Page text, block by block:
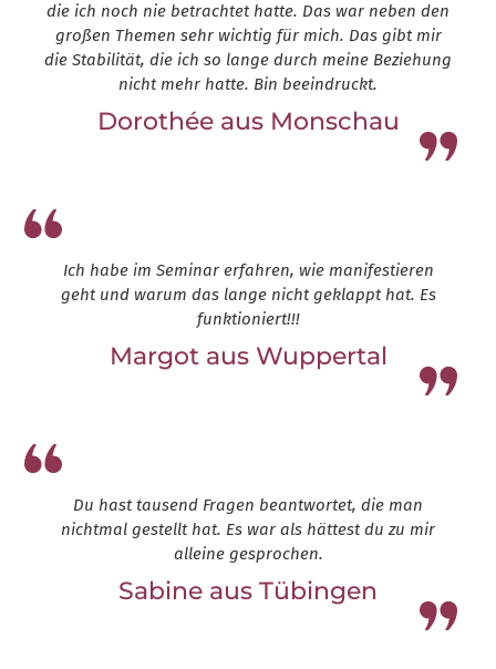
die ich noch nie betrachtet hatte. Das war neben den
großen Themen sehr wichtig für mich. Das gibt mir
die Stabilität, die ich so lange durch meine Beziehung
nicht mehr hatte. Bin beeindruckt.
Dorothée aus Monschau
Ich habe im Seminar erfahren, wie manifestieren
geht und warum das lange nicht geklappt hat. Es
funktioniert!!!
Margot aus Wuppertal
Du hast tausend Fragen beantwortet, die man
nichtmal gestellt hat. Es war als hättest du zu mir
alleine gesprochen.
Sabine aus Tübingen